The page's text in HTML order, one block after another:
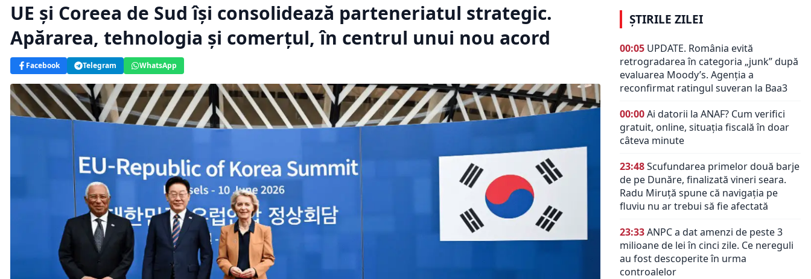
UE și Coreea de Sud își consolidează parteneriatul strategic.
Apărarea, tehnologia și comerțul, în centrul unui nou acord
Facebook Telegram WhatsApp
ȘTIRILE ZILEI
00:05 UPDATE. România evită
retrogradarea în categoria „junk” după
evaluarea Moody’s. Agenția a
reconfirmat ratingul suveran la Baa3
00:00Ai datorii la ANAF? Cum verifici
gratuit, online, situația fiscală în doar
câteva minute
23:48Scufundarea primelor două barje
de pe Dunăre, finalizată vineri seara.
Radu Miruță spune că navigația pe
fluviu nu ar trebui să fie afectată
23:33ANPC a dat amenzi de peste 3
milioane de lei în cinci zile. Ce nereguli
au fost descoperite în urma
controalelor